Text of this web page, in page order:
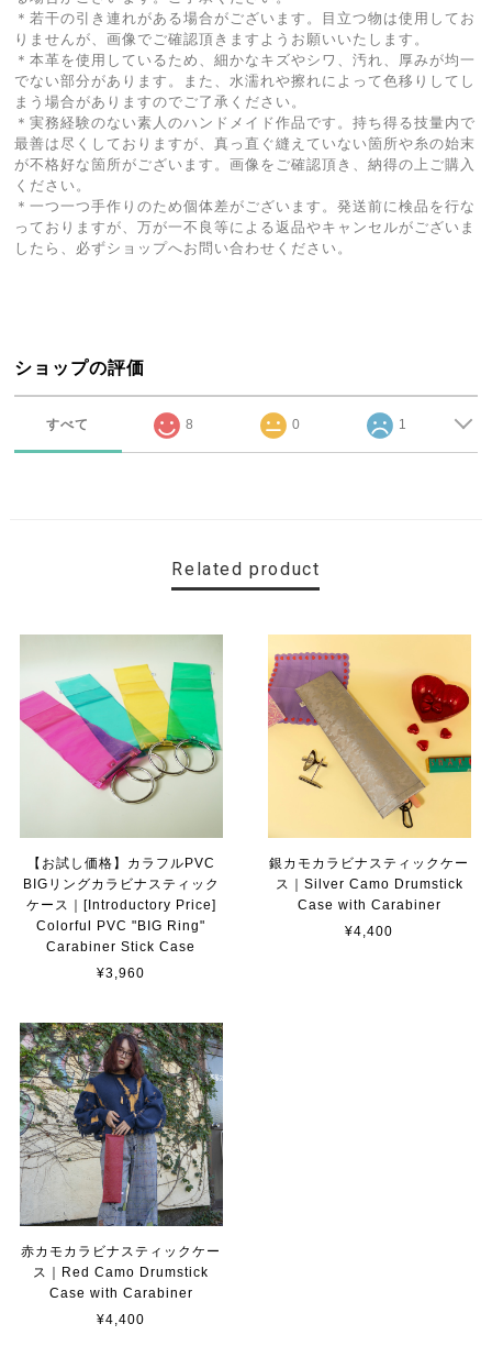
＊若干の引き連れがある場合がございます。目立つ物は使用してお
りませんが、画像でご確認頂きますようお願いいたします。
＊本革を使用しているため、細かなキズやシワ、汚れ、厚みが均一
でない部分があります。また、水濡れや擦れによって色移りしてし
まう場合がありますのでご了承ください。
＊実務経験のない素人のハンドメイド作品です。持ち得る技量内で
最善は尽くしておりますが、真っ直ぐ縫えていない箇所や糸の始末
が不格好な箇所がございます。画像をご確認頂き、納得の上ご購入
ください。
＊一つ一つ手作りのため個体差がございます。発送前に検品を行な
っておりますが、万が一不良等による返品やキャンセルがございま
したら、必ずショップへお問い合わせください。
ショップの評価
すべて 8 0 1
Related product
【お試し価格】カラフルPVC
BIGリングカラビナスティック
ケース｜[Introductory Price]
Colorful PVC "BIG Ring"
Carabiner Stick Case
¥3,960
銀カモカラビナスティックケー
ス｜Silver Camo Drumstick
Case with Carabiner
¥4,400
赤カモカラビナスティックケー
ス｜Red Camo Drumstick
Case with Carabiner
¥4,400